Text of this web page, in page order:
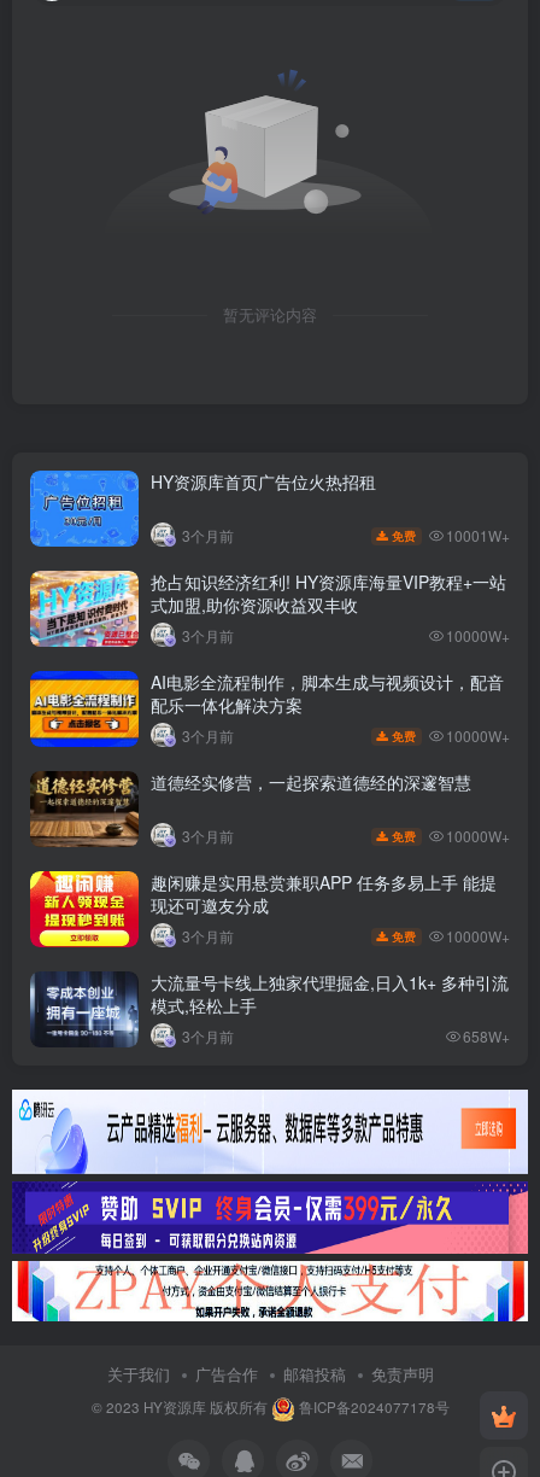
暂无评论内容
HY资源库首页广告位火热招租
3个月前 免费 10001W+
抢占知识经济红利! HY资源库海量VIP教程+一站
式加盟,助你资源收益双丰收
3个月前 10000W+
AI电影全流程制作，脚本生成与视频设计，配音
配乐一体化解决方案
3个月前 免费 10000W+
道德经实修营，一起探索道德经的深邃智慧
3个月前 免费 10000W+
趣闲赚是实用悬赏兼职APP 任务多易上手 能提
现还可邀友分成
3个月前 免费 10000W+
大流量号卡线上独家代理掘金,日入1k+ 多种引流
模式,轻松上手
3个月前 658W+
关于我们 广告合作 邮箱投稿 免责声明
© 2023 HY资源库版权所有 鲁ICP备2024077178号